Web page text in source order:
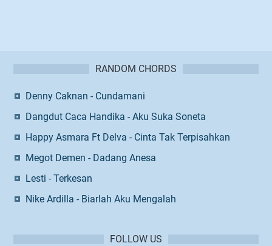
RANDOM CHORDS
Denny Caknan - Cundamani
Dangdut Caca Handika - Aku Suka Soneta
Happy Asmara Ft Delva - Cinta Tak Terpisahkan
Megot Demen - Dadang Anesa
Lesti - Terkesan
Nike Ardilla - Biarlah Aku Mengalah
FOLLOW US